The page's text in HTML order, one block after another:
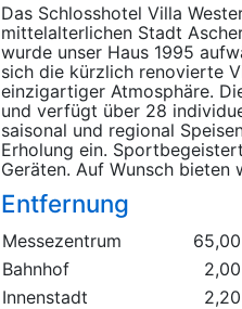
Das Schlosshotel Villa
mittelalterlichen Stadt
wurde unser Haus 1995
sich die kürzlich renovierte
einzigartiger Atmosphäre.
und verfügt über 28
saisonal und regional
Erholung ein.
Geräten. Auf Wunsch bieten
Entfernung
Messezentrum
Bahnhof
Innenstadt